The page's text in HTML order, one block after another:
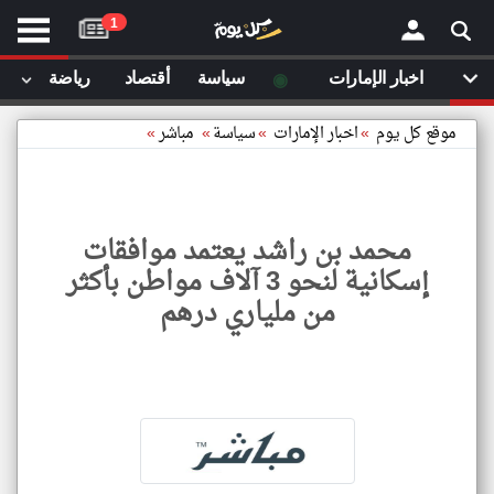
أخر أخبار الوطن العربي
من نحن
إتصل بنا
مصادر الأخبار
أقترح اضافة مصدر
×
موقع كل يوم »اخبار الإمارات »سياسة» مباشر»
محمد بن راشد يعتمد موافقات
إسكانية لنحو 3 آلاف مواطن بأكثر
من ملياري درهم
1
اخبار الإمارات ◉ سياسة أقتصاد رياضة
موقع
كل
يوم
مقالات قمت بزيارتها مؤخرا